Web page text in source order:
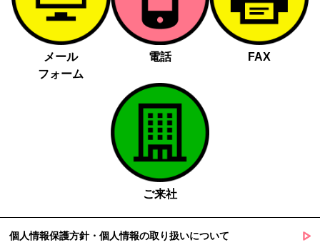
メール
フォーム
電話 FAX
ご来社
個人情報保護方針・個人情報の取り扱いについて